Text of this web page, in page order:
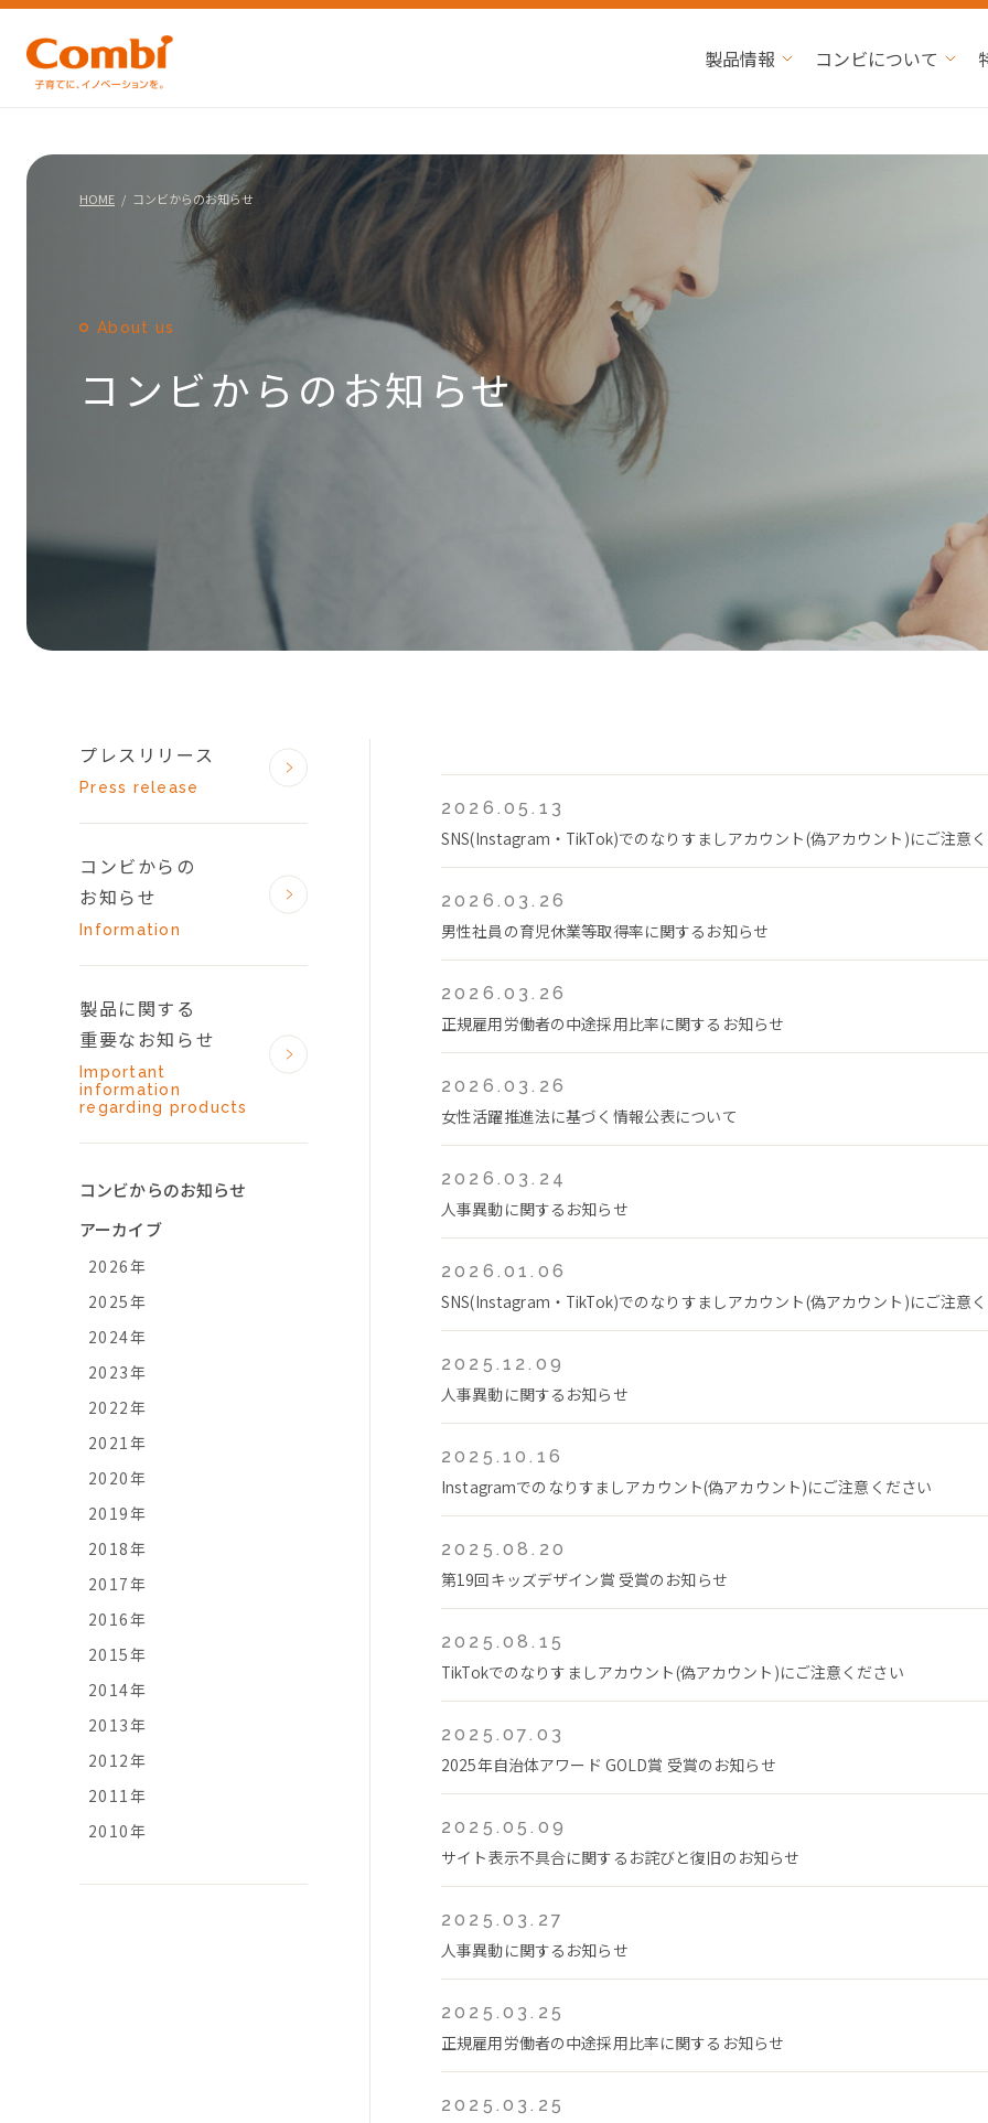
製品情報 コンビについて
HOME コンビからのお知らせ
About us
コンビからのお知らせ
2026.05.13
SNS(Instagram・TikTok)でのなりすましアカウント(偽アカウント)にご注意
2026.03.26
男性社員の育児休業等取得率に関するお知らせ
2026.03.26
正規雇用労働者の中途採用比率に関するお知らせ
2026.03.26
女性活躍推進法に基づく情報公表について
2026.03.24
人事異動に関するお知らせ
2026.01.06
SNS(Instagram・TikTok)でのなりすましアカウント(偽アカウント)にご注意
2025.12.09
人事異動に関するお知らせ
2025.10.16
Instagramでのなりすましアカウント(偽アカウント)にご注意ください
2025.08.20
第19回キッズデザイン賞 受賞のお知らせ
2025.08.15
TikTokでのなりすましアカウント(偽アカウント)にご注意ください
2025.07.03
2025年自治体アワード GOLD賞 受賞のお知らせ
2025.05.09
サイト表示不具合に関するお詫びと復旧のお知らせ
2025.03.27
人事異動に関するお知らせ
2025.03.25
正規雇用労働者の中途採用比率に関するお知らせ
2025.03.25
プレスリリース
Press release
コンビからの
お知らせ
Information
製品に関する
重要なお知らせ
Important
information
regarding products
コンビからのお知らせ
アーカイブ
2026年
2025年
2024年
2023年
2022年
2021年
2020年
2019年
2018年
2017年
2016年
2015年
2014年
2013年
2012年
2011年
2010年